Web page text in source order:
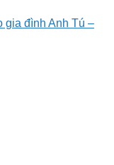
gia đình Anh Tú –